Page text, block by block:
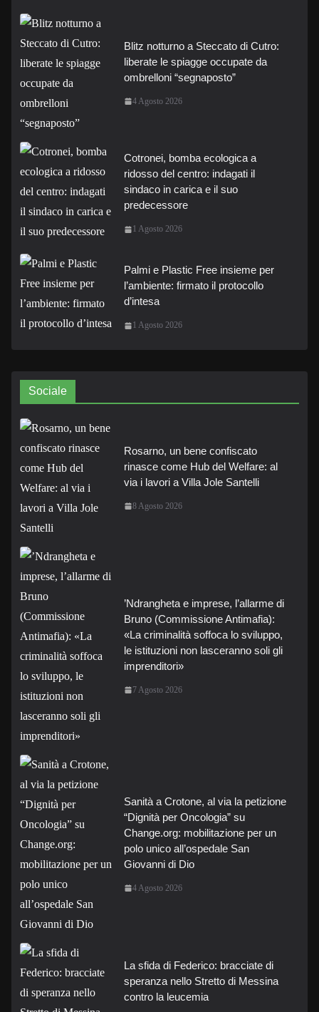
Blitz notturno a Steccato di Cutro:
liberate le spiagge occupate da
ombrelloni “segnaposto”
4 Agosto 2026
Cotronei, bomba ecologica a
ridosso del centro: indagati il
sindaco in carica e il suo
predecessore
1 Agosto 2026
Palmi e Plastic Free insieme per
l’ambiente: firmato il protocollo
d’intesa
1 Agosto 2026
Sociale
Rosarno, un bene confiscato
rinasce come Hub del Welfare: al
via i lavori a Villa Jole Santelli
8 Agosto 2026
’Ndrangheta e imprese, l’allarme di
Bruno (Commissione Antimafia):
«La criminalità soffoca lo sviluppo,
le istituzioni non lasceranno soli gli
imprenditori»
7 Agosto 2026
Sanità a Crotone, al via la petizione
“Dignità per Oncologia” su
Change.org: mobilitazione per un
polo unico all’ospedale San
Giovanni di Dio
4 Agosto 2026
La sfida di Federico: bracciate di
speranza nello Stretto di Messina
contro la leucemia